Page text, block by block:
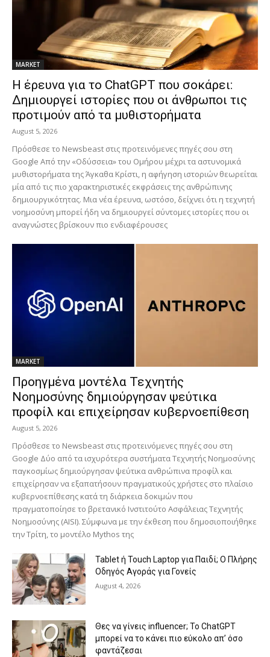
MARKET
H έρευνα για το ChatGPT που σοκάρει:
Δημιουργεί ιστορίες που οι άνθρωποι τις
προτιμούν από τα μυθιστορήματα
August 5, 2026
Πρόσθεσε το Newsbeast στις προτεινόμενες πηγές σου στη
Google Από την «Οδύσσεια» του Ομήρου μέχρι τα αστυνομικά
μυθιστορήματα της Άγκαθα Κρίστι, η αφήγηση ιστοριών θεωρείται
μία από τις πιο χαρακτηριστικές εκφράσεις της ανθρώπινης
δημιουργικότητας. Μια νέα έρευνα, ωστόσο, δείχνει ότι η τεχνητή
νοημοσύνη μπορεί ήδη να δημιουργεί σύντομες ιστορίες που οι
αναγνώστες βρίσκουν πιο ενδιαφέρουσες
MARKET
Προηγμένα μοντέλα Τεχνητής
Νοημοσύνης δημιούργησαν ψεύτικα
προφίλ και επιχείρησαν κυβερνοεπίθεση
August 5, 2026
Πρόσθεσε το Newsbeast στις προτεινόμενες πηγές σου στη
Google Δύο από τα ισχυρότερα συστήματα Τεχνητής Νοημοσύνης
παγκοσμίως δημιούργησαν ψεύτικα ανθρώπινα προφίλ και
επιχείρησαν να εξαπατήσουν πραγματικούς χρήστες στο πλαίσιο
κυβερνοεπίθεσης κατά τη διάρκεια δοκιμών που
πραγματοποίησε το βρετανικό Ινστιτούτο Ασφάλειας Τεχνητής
Νοημοσύνης (AISI). Σύμφωνα με την έκθεση που δημοσιοποιήθηκε
την Τρίτη, το μοντέλο Mythos της
Tablet ή Touch Laptop για Παιδί; Ο Πλήρης
Οδηγός Αγοράς για Γονείς
August 4, 2026
Θες να γίνεις influencer; Το ChatGPT
μπορεί να το κάνει πιο εύκολο απ’ όσο
φαντάζεσαι